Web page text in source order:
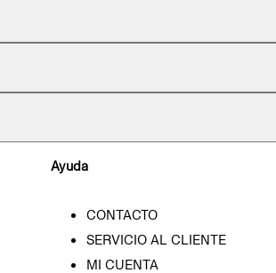
Ayuda
CONTACTO
SERVICIO AL CLIENTE
MI CUENTA